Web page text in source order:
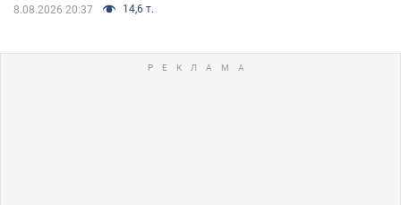
8.08.2026 20:37 14,6 т.